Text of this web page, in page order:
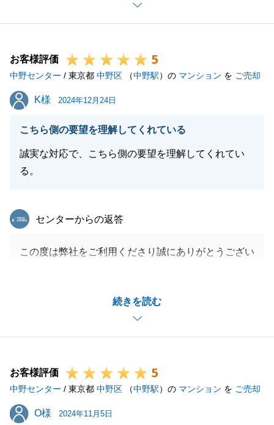
かげだと感じております。
また今後ご不明点等ございましたら、お気軽にお申し
何卒よろしくお願い申し上げます。
お客様評価 5
中野センター / 東京都 中野区 （中野駅）の マンション を ご売却
K様
K様 2024年12月24日
こちら側の要望を理解してくれている
誠実な対応で、こちら側の要望を理解してくれてい
る。
続きを読む
東急リバブル
センターからの返答
この度は弊社をご利用くださり誠にありがとうござい
お取引を進めることができました。
誠にありがとうございました。
また何かご相談等お力になれることがございましたら
今後とも弊社を末永くご愛顧賜りますよう、お願い申
し上げます。
お客様評価 5
中野センター / 東京都 中野区 （中野駅）の マンション を ご売却
O様
O様 2024年11月5日